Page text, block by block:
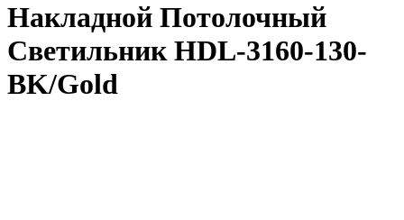
Накладной Потолочный
Светильник HDL-3160-130-
BK/Gold